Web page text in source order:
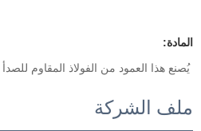
المادة:
يُصنع هذا العمود من الفولاذ المقاوم للصدأ
ملف الشركة